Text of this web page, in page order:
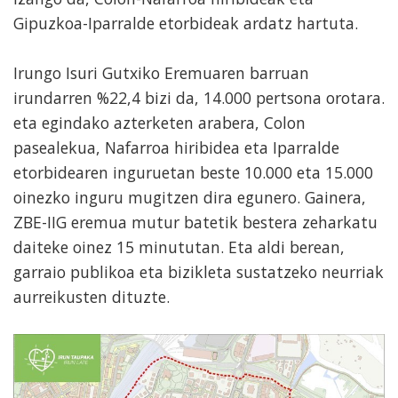
Gipuzkoa-Iparralde etorbideak ardatz hartuta.
Irungo Isuri Gutxiko Eremuaren barruan
irundarren %22,4 bizi da, 14.000 pertsona orotara.
eta egindako azterketen arabera, Colon
pasealekua, Nafarroa hiribidea eta Iparralde
etorbidearen inguruetan beste 10.000 eta 15.000
oinezko inguru mugitzen dira egunero. Gainera,
ZBE-IIG eremua mutur batetik bestera zeharkatu
daiteke oinez 15 minututan. Eta aldi berean,
garraio publikoa eta bizikleta sustatzeko neurriak
aurreikusten dituzte.